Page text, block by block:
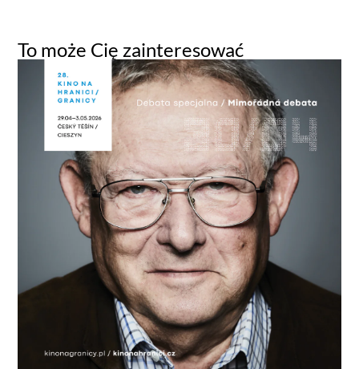
To może Cię zainteresować